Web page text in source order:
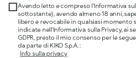
Avendo letto e compreso l'Informativa
sottostante), avendo almeno 18 anni,
libero e revocabile in qualsiasi momento
indicate nell'Informativa sulla Privacy, ai
GDPR, presto il mio consenso per le
da parte di KIKO S.p.A. :
Info sulla privacy